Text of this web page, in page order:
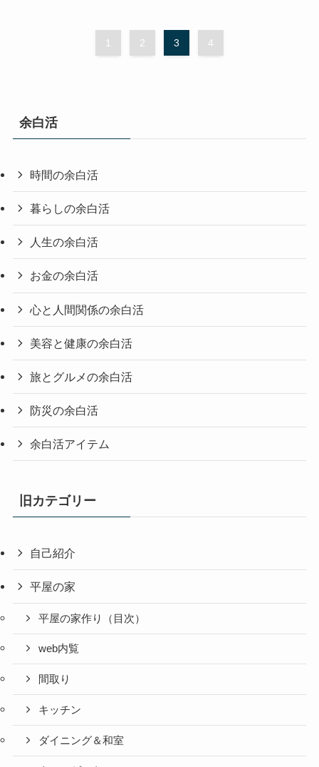
1 2 3 4
余白活
時間の余白活
暮らしの余白活
人生の余白活
お金の余白活
心と人間関係の余白活
美容と健康の余白活
旅とグルメの余白活
防災の余白活
余白活アイテム
旧カテゴリー
自己紹介
平屋の家
平屋の家作り（目次）
web内覧
間取り
キッチン
ダイニング＆和室